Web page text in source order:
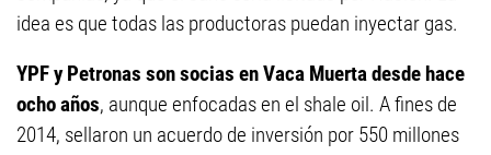
idea es que todas las productoras puedan inyectar gas.
YPF y Petronas son socias en Vaca Muerta desde hace
ocho años, aunque enfocadas en el shale oil. A fines de
2014, sellaron un acuerdo de inversión por 550 millones